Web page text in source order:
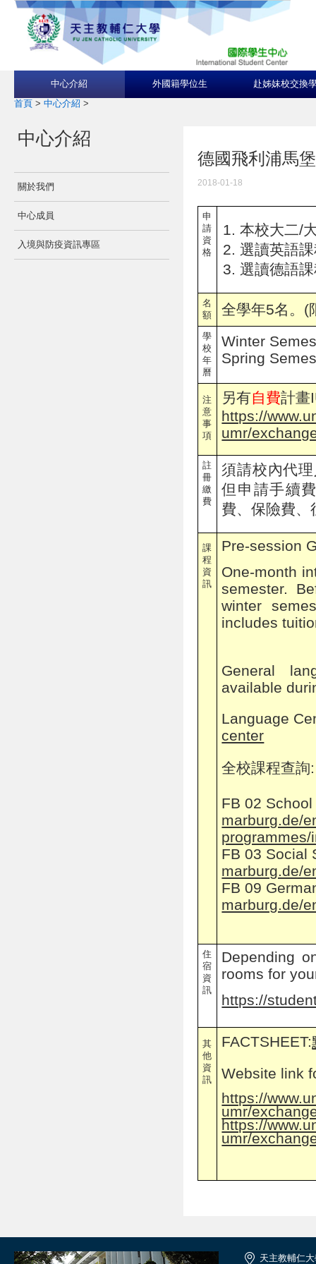
中心介紹 外國籍學位生 赴姊妹校交換
首頁 > 中心介紹 >
中心介紹
關於我們
中心成員
入境與防疫資訊專區
德國飛利浦馬
2018-01-18
申
請
資
格
本校大二/
選讀英語
選讀德語
名
額
全學年5名。(
學
校
年
曆
Winter
Spring
注
意
事
項
另有自費計畫
https://
umr/
註
冊
繳
費
須請校內代
但申請手續
費、保險費、
課
程
資
訊
Pre-session
One-month
semester.
winter
includes
General
available
Language
center
全校課程查詢
FB 02
marburg.de/
FB 03 Social
marburg.de/
FB 09
marburg.de/
住
宿
資
訊
Depending
rooms for
https://
其
他
資
訊
FACTSHEET:
Website link
https://
umr/
https://
umr/
天主教輔仁